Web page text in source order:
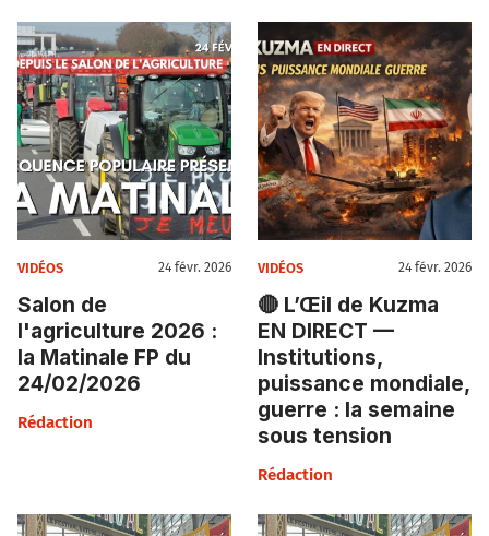
VIDÉOS 24 févr. 2026
Salon de
l'agriculture 2026 :
la Matinale FP du
24/02/2026
Rédaction
VIDÉOS 24 févr. 2026
🔴 L’Œil de Kuzma
EN DIRECT —
Institutions,
puissance mondiale,
guerre : la semaine
sous tension
Rédaction